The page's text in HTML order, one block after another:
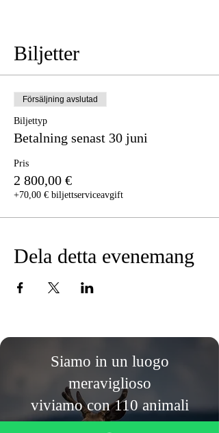
Biljetter
Försäljning avslutad
Biljettyp
Betalning senast 30 juni
Pris
2 800,00 €
+70,00 € biljettserviceavgift
Dela detta evenemang
Siamo in un luogo
meraviglioso
viviamo con 110 animali
salvati